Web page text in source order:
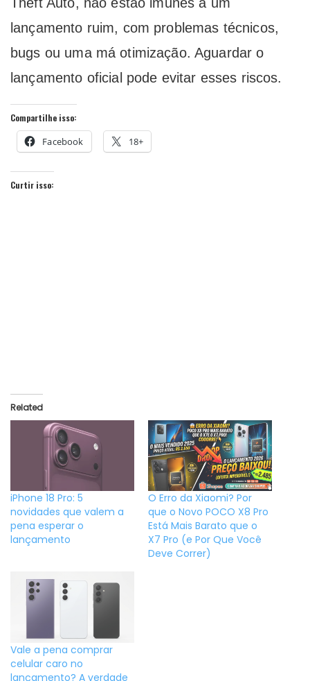
lançamento ruim, com problemas técnicos,
bugs ou uma má otimização. Aguardar o
lançamento oficial pode evitar esses riscos.
Compartilhe isso:
Facebook 18+
Curtir isso:
Related
iPhone 18 Pro: 5
novidades que valem a
pena esperar o
lançamento
O Erro da Xiaomi? Por
que o Novo POCO X8 Pro
Está Mais Barato que o
X7 Pro (e Por Que Você
Deve Correr)
Vale a pena comprar
celular caro no
lançamento? A verdade